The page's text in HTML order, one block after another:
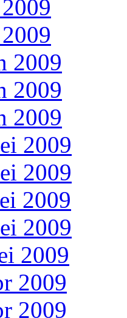
2009
2009
2009
2009
2009
2009
2009
2009
2009
2009